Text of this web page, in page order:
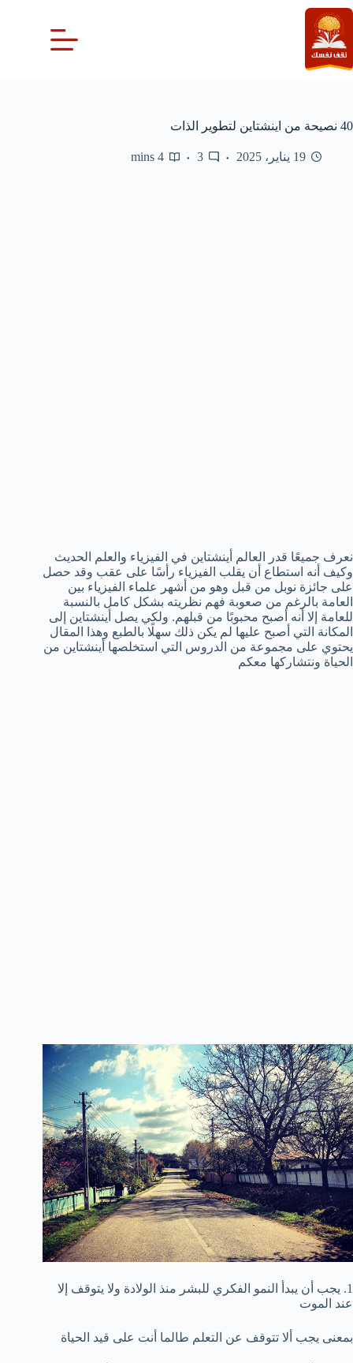
التجاوز
إلى
المحتوى
40 نصيحة من اينشتاين لتطوير الذات
19 يناير، 2025 3
4 mins
نعرف جميعًا قدر العالم أينشتاين في الفيزياء والعلم الحديث
وكيف أنه استطاع أن يقلب الفيزياء رأسًا على عقب وقد حصل
على جائزة نوبل من قبل وهو من أشهر علماء الفيزياء بين
العامة بالرغم من صعوبة فهم نظريته بشكل كامل بالنسبة
للعامة إلا أنه أصبح محبوبًا من قبلهم. ولكي يصل أينشتاين إلى
المكانة التي أصبح عليها لم يكن ذلك سهلًا بالطبع وهذا المقال
يحتوي على مجموعة من الدروس التي استخلصها أينشتاين من
الحياة ونتشاركها معكم
1. يجب أن يبدأ النمو الفكري للبشر منذ الولادة ولا يتوقف إلا
عند الموت
بمعنى يجب ألا تتوقف عن التعلم طالما أنت على قيد الحياة